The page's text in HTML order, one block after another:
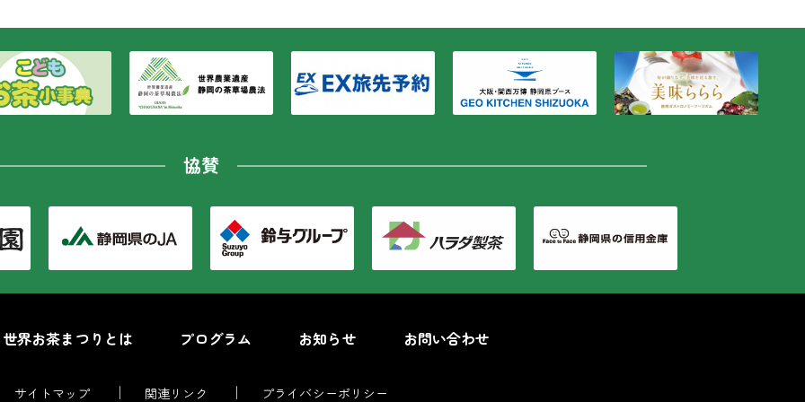
協賛
世界お茶まつりとは プログラム お知らせ お問い合わせ
サイトマップ 関連リンク プライバシーポリシー